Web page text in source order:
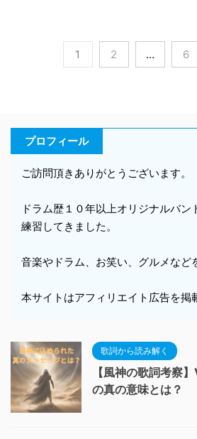
1 2 … 6
プロフィール
ご訪問頂きありがとうございます。
ドラム歴１０年以上オリジナルバン
練習してきました。
音楽やドラム、お笑い、グルメなど
本サイトはアフィリエイト広告を掲
歌詞から読み解く
【風神の歌詞考察
の真の意味とは？